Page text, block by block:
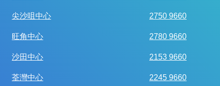
尖沙咀中心 2750 9660
旺角中心 2780 9660
沙田中心 2153 9660
荃灣中心 2245 9660